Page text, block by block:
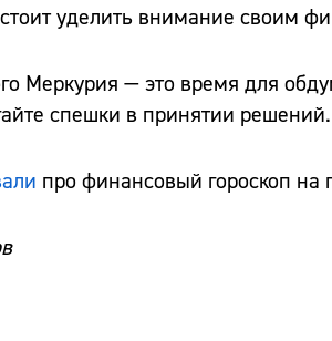
стоит уделить внимание своим
Меркурия — это время для
спешки в принятии решений.
про финансовый гороскоп на